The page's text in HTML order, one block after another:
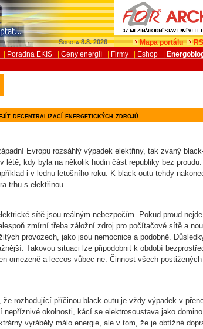
Sobota 8.8. 2026 Mapa portálu
Poradna EKIS Ceny energií Firmy Eshop
decentralizací energetických zdrojů
Evropu rozsáhlý výpadek elektřiny, tak zvaný
létě, kdy byla na několik hodin část republiky bez
i v lednu letošního roku. K black-outu tehdy
trhu s elektřinou.
sítě jsou reálným nebezpečím. Pokud proud
zmírní třeba záložní zdroj pro počítačové sítě a
provozech, jako jsou nemocnice a podobně.
Takovou situaci lze připodobnit k období
omezeně a leccos vůbec ne. Činnost všech
rozhodující příčinou black-outu je vždy výpadek v
nepříznivé okolnosti, kácí se elektrosoustava jako
vyráběly málo energie, ale v tom, že je obtížné